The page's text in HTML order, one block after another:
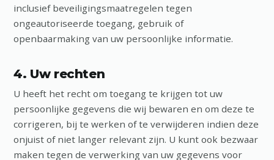
inclusief beveiligingsmaatregelen tegen
ongeautoriseerde toegang, gebruik of
openbaarmaking van uw persoonlijke informatie.
4. Uw rechten
U heeft het recht om toegang te krijgen tot uw
persoonlijke gegevens die wij bewaren en om deze te
corrigeren, bij te werken of te verwijderen indien deze
onjuist of niet langer relevant zijn. U kunt ook bezwaar
maken tegen de verwerking van uw gegevens voor